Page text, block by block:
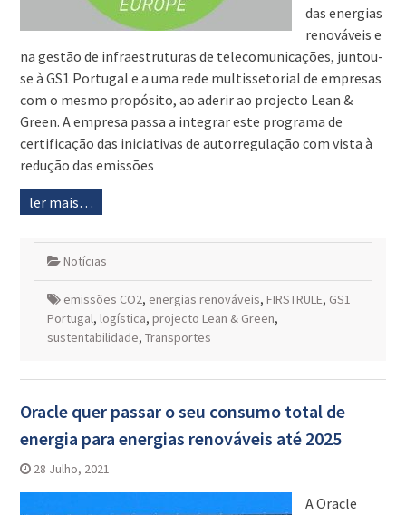
das energias
renováveis e
na gestão de infraestruturas de telecomunicações, juntou-
se à GS1 Portugal e a uma rede multissetorial de empresas
com o mesmo propósito, ao aderir ao projecto Lean &
Green. A empresa passa a integrar este programa de
certificação das iniciativas de autorregulação com vista à
redução das emissões
ler mais…
Notícias
emissões CO2, energias renováveis, FIRSTRULE, GS1
Portugal, logística, projecto Lean & Green,
sustentabilidade, Transportes
Oracle quer passar o seu consumo total de
energia para energias renováveis até 2025
28 Julho, 2021
A Oracle